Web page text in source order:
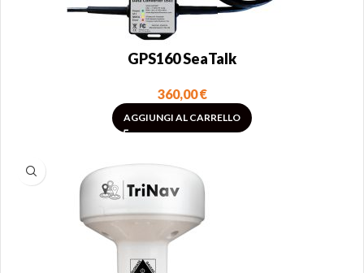
GPS160 SeaTalk
360,00€
AGGIUNGI AL CARRELLO